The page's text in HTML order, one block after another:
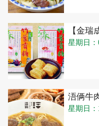
【金
星期日
浯俩牛
星期日